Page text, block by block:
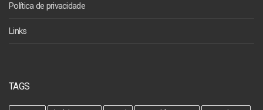
Política de privacidade
Links
TAGS